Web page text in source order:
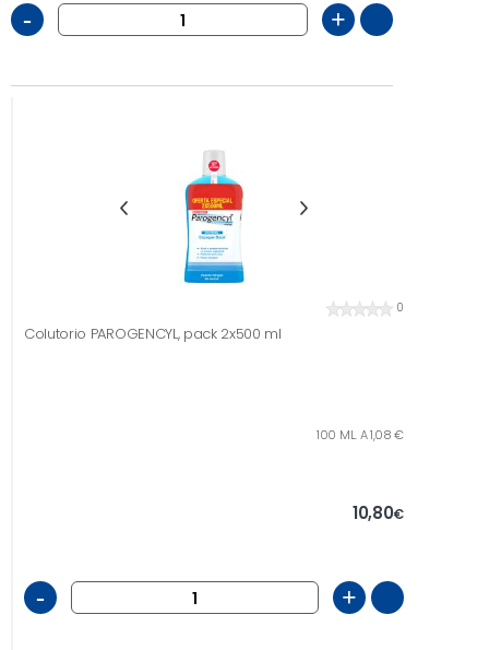
- +
0
Colutorio PAROGENCYL, pack 2x500 ml
100 ML. A 1,08 €
10,80€
- +